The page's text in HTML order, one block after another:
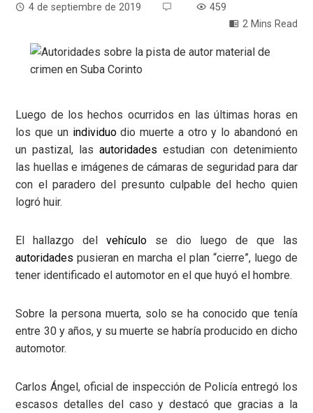
4 de septiembre de 2019
459
2 Mins Read
Luego de los hechos ocurridos en las últimas horas en
los que un individuodio muerte a otro y lo abandonó en
un pastizal, las autoridades estudian con detenimiento
las huellas e imágenes de cámaras de seguridad para dar
con el paradero del presunto culpable del hecho quien
logró huir.
El hallazgo delvehículo se dio luego de que las
autoridades pusieran en marcha el plan “cierre”, luego de
tener identificado el automotor en el que huyó el hombre.
Sobre la persona muerta, solo se ha conocido que tenía
entre 30 y años, y su muerte se habría producido en dicho
automotor.
Carlos Ángel, oficial de inspección de Policía entregó los
escasos detalles del caso y destacó que gracias a la